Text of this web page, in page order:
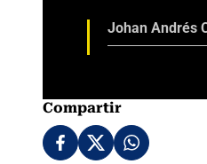
Johan Andrés
Compartir